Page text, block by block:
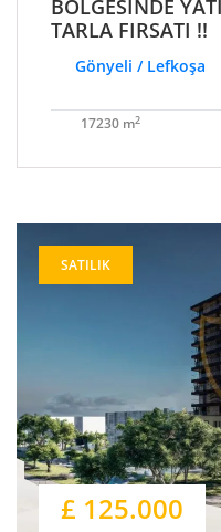
BÖLGESİNDE
TARLA FIRSATI !!
Gönyeli / Lefkoşa
17230 m2
SATILIK
£ 125.000